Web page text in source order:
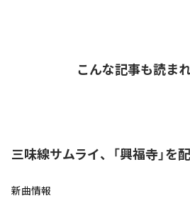
こんな記事も読ま
三味線サムライ、「興福寺」を
新曲情報